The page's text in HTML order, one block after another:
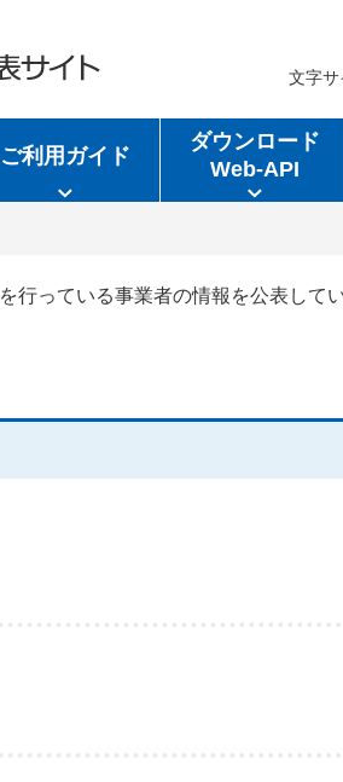
文字サ
ご利用ガイド
ダウンロード
Web-API
行っている事業者の情報を公表してい